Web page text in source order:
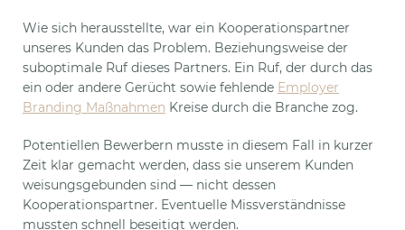
Wie sich herausstellte, war ein Kooperationspartner
unseres Kunden das Problem. Beziehungsweise der
suboptimale Ruf dieses Partners. Ein Ruf, der durch das
ein oder andere Gerücht sowie fehlende Employer
Branding Maßnahmen Kreise durch die Branche zog.
Potentiellen Bewerbern musste in diesem Fall in kurzer
Zeit klar gemacht werden, dass sie unserem Kunden
weisungsgebunden sind — nicht dessen
Kooperationspartner. Eventuelle Missverständnisse
mussten schnell beseitigt werden.